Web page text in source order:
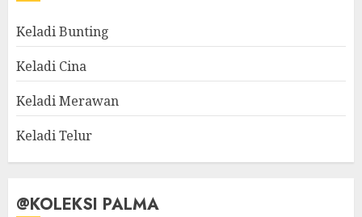
Keladi Bunting
Keladi Cina
Keladi Merawan
Keladi Telur
@KOLEKSI PALMA